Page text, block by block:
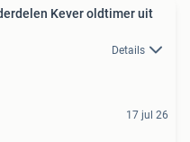
Kever oldtimer uit
Details
17 jul 26